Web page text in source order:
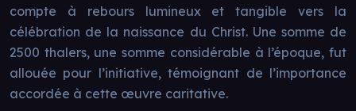
compte à rebours lumineux et tangible vers la
célébration de la naissance du Christ. Une somme de
2500 thalers, une somme considérable à l’époque, fut
allouée pour l’initiative, témoignant de l’importance
accordée à cette œuvre caritative.